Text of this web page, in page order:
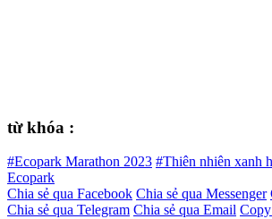
từ khóa :
#Ecopark Marathon 2023 #Thiên nhiên xanh
Ecopark
Chia sẻ qua Facebook Chia sẻ qua Messenger
Chia sẻ qua Telegram Chia sẻ qua Email